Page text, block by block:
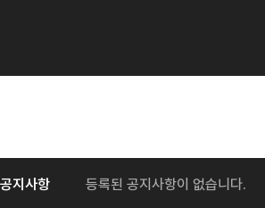
공지사항 등록된 공지사항이 없습니다.